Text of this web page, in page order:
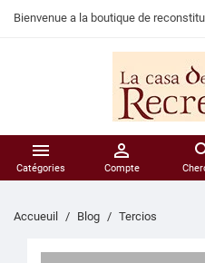
Bienvenue a la boutique de

Catégories

Compte
Accueuil Blog Tercios